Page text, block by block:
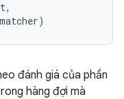
đánh giá của phần
hàng đợi mà